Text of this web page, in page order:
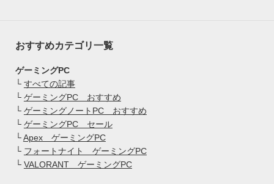
おすすめカテゴリ一覧
ゲーミングPC
└ すべての記事
└ ゲーミングPC おすすめ
└ ゲーミングノートPC おすすめ
└ ゲーミングPC セール
└Apex ゲーミングPC
└ フォートナイト ゲーミングPC
└ VALORANT ゲーミングPC